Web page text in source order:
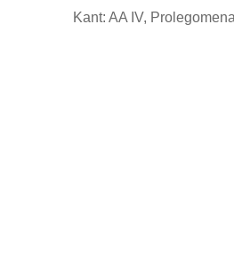
Kant: AA IV,